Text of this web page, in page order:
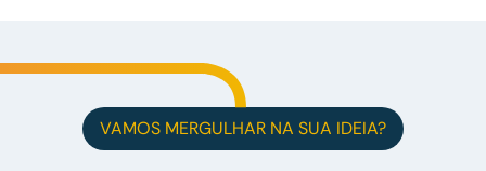
VAMOS MERGULHAR NA SUA IDEIA?